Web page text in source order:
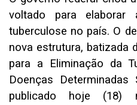
voltado para elaborar
tuberculose no país. O
nova estrutura, batizada
para a Eliminação da
Doenças Determinadas
publicado hoje (18)